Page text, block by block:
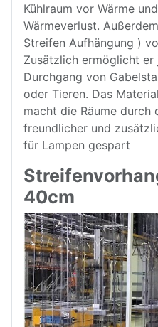
Kühlraum vor Wärme
Wärmeverlust.
Streifen Aufhängung )
Zusätzlich ermöglicht er
Durchgang von
oder Tieren. Das
macht die Räume durch
freundlicher und
für Lampen gespart
40cm